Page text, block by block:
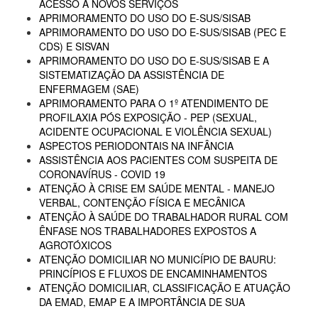
ACESSO A NOVOS SERVIÇOS
APRIMORAMENTO DO USO DO E-SUS/SISAB
APRIMORAMENTO DO USO DO E-SUS/SISAB (PEC E
CDS) E SISVAN
APRIMORAMENTO DO USO DO E-SUS/SISAB E A
SISTEMATIZAÇÃO DA ASSISTÊNCIA DE
ENFERMAGEM (SAE)
APRIMORAMENTO PARA O 1º ATENDIMENTO DE
PROFILAXIA PÓS EXPOSIÇÃO - PEP (SEXUAL,
ACIDENTE OCUPACIONAL E VIOLÊNCIA SEXUAL)
ASPECTOS PERIODONTAIS NA INFÂNCIA
ASSISTÊNCIA AOS PACIENTES COM SUSPEITA DE
CORONAVÍRUS - COVID 19
ATENÇÃO À CRISE EM SAÚDE MENTAL - MANEJO
VERBAL, CONTENÇÃO FÍSICA E MECÂNICA
ATENÇÃO À SAÚDE DO TRABALHADOR RURAL COM
ÊNFASE NOS TRABALHADORES EXPOSTOS A
AGROTÓXICOS
ATENÇÃO DOMICILIAR NO MUNICÍPIO DE BAURU:
PRINCÍPIOS E FLUXOS DE ENCAMINHAMENTOS
ATENÇÃO DOMICILIAR, CLASSIFICAÇÃO E ATUAÇÃO
DA EMAD, EMAP E A IMPORTÂNCIA DE SUA